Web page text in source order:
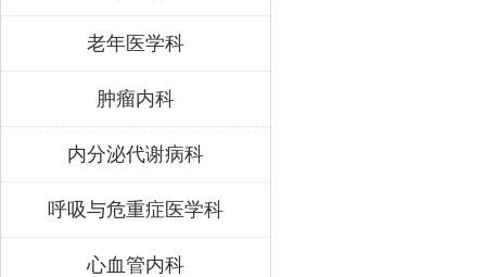
老年医学科
肿瘤内科
内分泌代谢病科
呼吸与危重症医学科
心血管内科